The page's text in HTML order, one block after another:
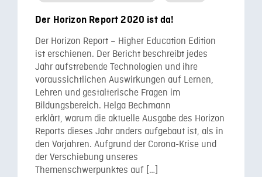
Der Horizon Report 2020 ist da!
Der Horizon Report – Higher Education Edition
ist erschienen. Der Bericht beschreibt jedes
Jahr aufstrebende Technologien und ihre
voraussichtlichen Auswirkungen auf Lernen,
Lehren und gestalterische Fragen im
Bildungsbereich. Helga Bechmann
erklärt, warum die aktuelle Ausgabe des Horizon
Reports dieses Jahr anders aufgebaut ist, als in
den Vorjahren. Aufgrund der Corona-Krise und
der Verschiebung unseres
Themenschwerpunktes auf […]